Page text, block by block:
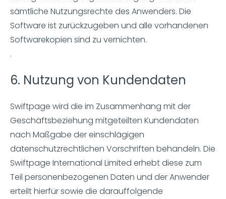
sämtliche Nutzungsrechte des Anwenders. Die
Software ist zurückzugeben und alle vorhandenen
Softwarekopien sind zu vernichten.
.
6. Nutzung von Kundendaten
Swiftpage wird die im Zusammenhang mit der
Geschäftsbeziehung mitgeteilten Kundendaten
nach Maßgabe der einschlägigen
datenschutzrechtlichen Vorschriften behandeln. Die
Swiftpage International Limited erhebt diese zum
Teil personenbezogenen Daten und der Anwender
erteilt hierfür sowie die darauffolgende